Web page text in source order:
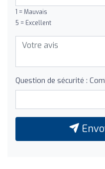
1 = Mauvais
5 = Excellent
Question de sécurité :